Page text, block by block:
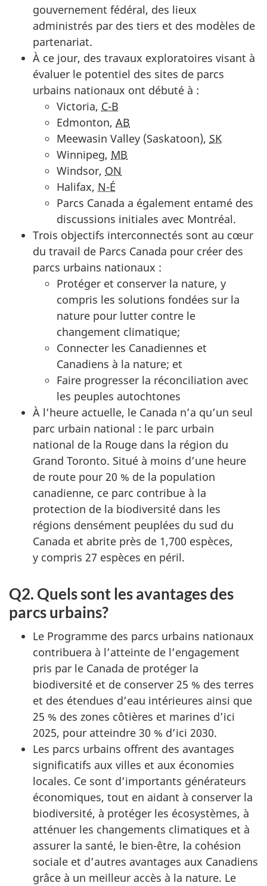
gouvernement fédéral, des lieux
administrés par des tiers et des modèles de
partenariat.
À ce jour, des travaux exploratoires visant à
évaluer le potentiel des sites de parcs
urbains nationaux ont débuté à :
Victoria, C-B
Edmonton, AB
Meewasin Valley (Saskatoon), SK
Winnipeg, MB
Windsor, ON
Halifax, N-É
Parcs Canada a également entamé des
discussions initiales avec Montréal.
Trois objectifs interconnectés sont au cœur
du travail de Parcs Canada pour créer des
parcs urbains nationaux :
Protéger et conserver la nature, y
compris les solutions fondées sur la
nature pour lutter contre le
changement climatique;
Connecter les Canadiennes et
Canadiens à la nature; et
Faire progresser la réconciliation avec
les peuples autochtones
À l’heure actuelle, le Canada n’a qu’un seul
parc urbain national : le parc urbain
national de la Rouge dans la région du
Grand Toronto. Situé à moins d’une heure
de route pour 20 % de la population
canadienne, ce parc contribue à la
protection de la biodiversité dans les
régions densément peuplées du sud du
Canada et abrite près de 1,700 espèces,
y compris 27 espèces en péril.
Q2. Quels sont les avantages des
parcs urbains?
Le Programme des parcs urbains nationaux
contribuera à l’atteinte de l’engagement
pris par le Canada de protéger la
biodiversité et de conserver 25 % des terres
et des étendues d’eau intérieures ainsi que
25 % des zones côtières et marines d’ici
2025, pour atteindre 30 % d’ici 2030.
Les parcs urbains offrent des avantages
significatifs aux villes et aux économies
locales. Ce sont d’importants générateurs
économiques, tout en aidant à conserver la
biodiversité, à protéger les écosystèmes, à
atténuer les changements climatiques et à
assurer la santé, le bien-être, la cohésion
sociale et d’autres avantages aux Canadiens
grâce à un meilleur accès à la nature. Le